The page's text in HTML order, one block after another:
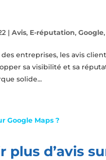
|Avis, E-réputation,Google
des entreprises, les avis
sa visibilité et sa
solide...
d’avis